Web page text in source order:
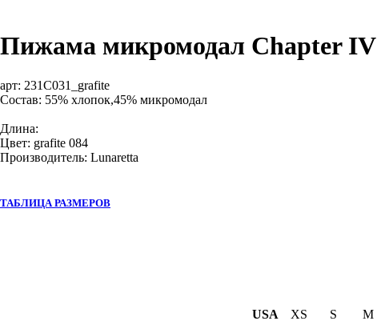
Пижама микромодал Chapter IV
арт: 231C031_grafite
Состав: 55% хлопок,45% микромодал
Длина:
Цвет: grafite 084
Производитель: Lunaretta
ТАБЛИЦА РАЗМЕРОВ
USA XS S M